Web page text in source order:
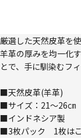
厳選した天然皮革を
羊革の厚みを均一化
とで、手に馴染むフ
■天然皮革(羊革)
■サイズ：21～26㎝
■インドネシア製
■3枚パック 1枚は